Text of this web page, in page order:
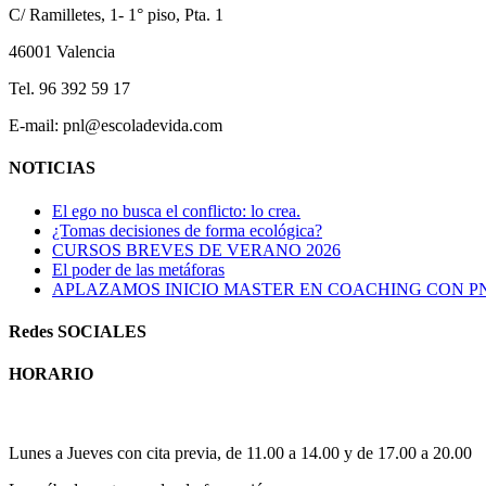
C/ Ramilletes, 1- 1° piso, Pta. 1
46001 Valencia
Tel. 96 392 59 17
E-mail: pnl@escoladevida.com
NOTICIAS
El ego no busca el conflicto: lo crea.
¿Tomas decisiones de forma ecológica?
CURSOS BREVES DE VERANO 2026
El poder de las metáforas
APLAZAMOS INICIO MASTER EN COACHING CON
Redes SOCIALES
HORARIO
Lunes a Jueves con cita previa, de 11.00 a 14.00 y de 17.00 a 20.00